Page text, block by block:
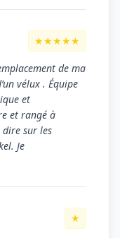
★★★★★
de ma
vélux . Équipe
et
et rangé à
sur les
Je
★